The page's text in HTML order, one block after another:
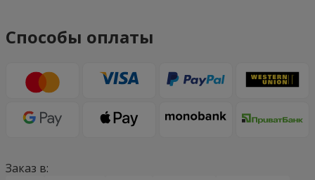
Способы оплаты
Заказ в: